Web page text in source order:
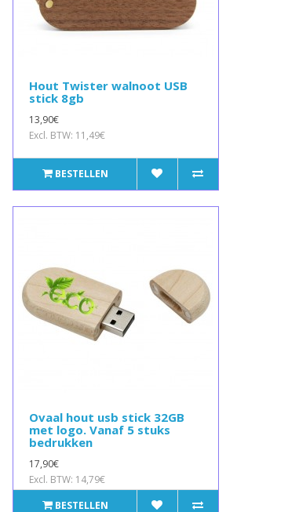
Hout Twister walnoot USB
stick 8gb
13,90€
Excl. BTW: 11,49€
BESTELLEN
Ovaal hout usb stick 32GB
met logo. Vanaf 5 stuks
bedrukken
17,90€
Excl. BTW: 14,79€
BESTELLEN